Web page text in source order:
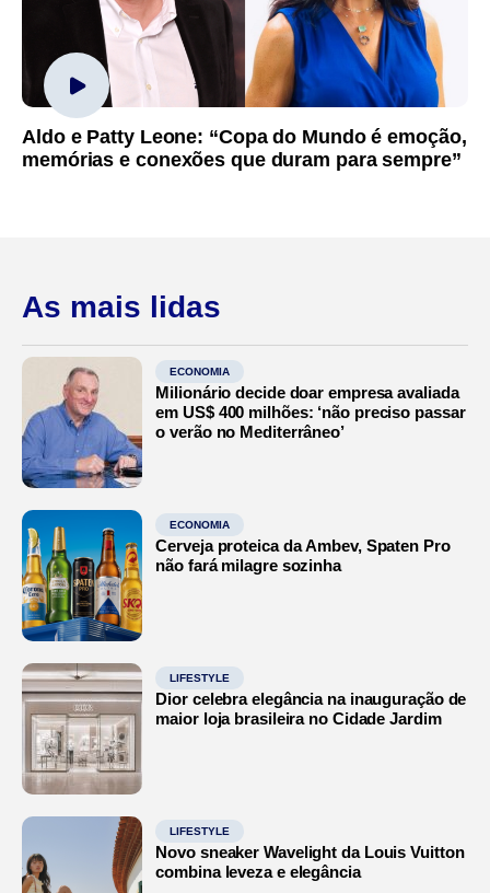
Aldo e Patty Leone: “Copa do Mundo é emoção,
memórias e conexões que duram para sempre”
As mais lidas
ECONOMIA
Milionário decide doar empresa avaliada
em US$ 400 milhões: ‘não preciso passar
o verão no Mediterrâneo’
ECONOMIA
Cerveja proteica da Ambev, Spaten Pro
não fará milagre sozinha
LIFESTYLE
Dior celebra elegância na inauguração de
maior loja brasileira no Cidade Jardim
LIFESTYLE
Novo sneaker Wavelight da Louis Vuitton
combina leveza e elegância